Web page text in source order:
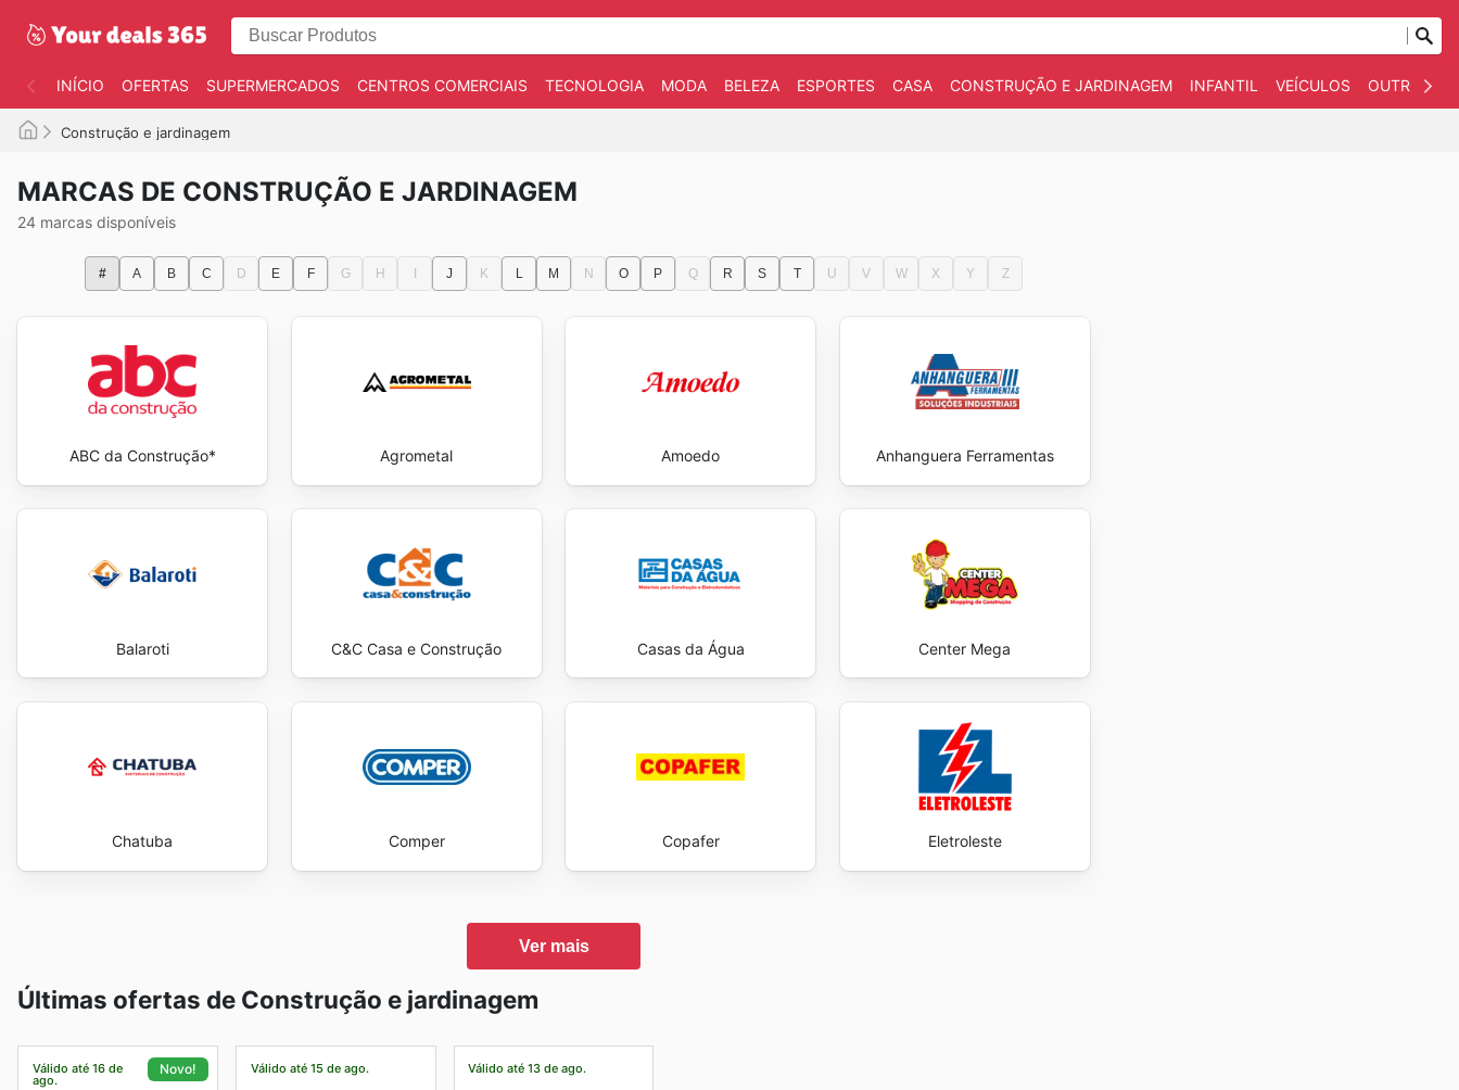
INÍCIO OFERTAS SUPERMERCADOS CENTROS COMERCIAIS TECNOLOGIA MODA BELEZA ESPORTES CASA CONSTRUÇÃO E JARDINAGEM INFANTIL VEÍCULOS OUTROS
Construção e jardinagem
MARCAS DE CONSTRUÇÃO E JARDINAGEM
24 marcas disponíveis
# A B C D E F G H J K L M N O P Q R S T U V W X Y Z
ABC da Construção* Agrometal Amoedo Anhanguera Ferramentas
Balaroti C&C Casa e Construção Casas da Água Center Mega
Chatuba Comper Copafer Eletroleste
Ver mais
Últimas ofertas de Construção e jardinagem
Válido até 16 de
ago.
Novo! Válido até 15 de ago. Válido até 13 de ago.